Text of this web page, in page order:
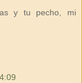
y tu pecho, mi